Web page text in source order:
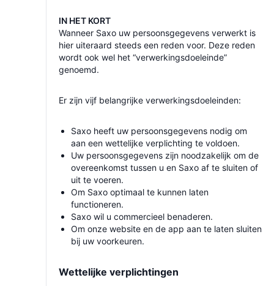
IN HET KORT
Wanneer Saxo uw persoonsgegevens verwerkt is
hier uiteraard steeds een reden voor. Deze reden
wordt ook wel het “verwerkingsdoeleinde”
genoemd.
Er zijn vijf belangrijke verwerkingsdoeleinden:
Saxo heeft uw persoonsgegevens nodig om
aan een wettelijke verplichting te voldoen.
Uw persoonsgegevens zijn noodzakelijk om de
overeenkomst tussen u en Saxo af te sluiten of
uit te voeren.
Om Saxo optimaal te kunnen laten
functioneren.
Saxo wil u commercieel benaderen.
Om onze website en de app aan te laten sluiten
bij uw voorkeuren.
Wettelijke verplichtingen